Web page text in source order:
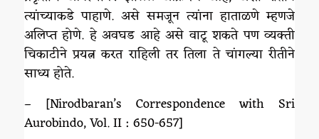
त्यांच्याकडे पाहाणे. असे समजून त्यांना हाताळणे म्हणजे
अलिप्त होणे. हे अवघड आहे असे वाटू शकते पण व्यक्ती
चिकाटीने प्रयत्न करत राहिली तर तिला ते चांगल्या रीतीने
साध्य होते.
– [Nirodbaran’s Correspondence with Sri
Aurobindo, Vol. II : 650-657]